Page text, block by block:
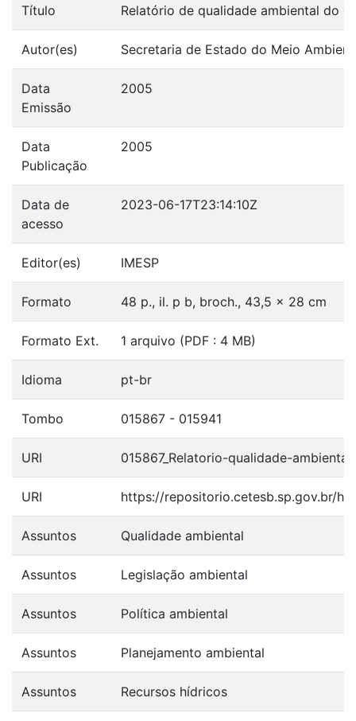
Título Relatório de qualidade ambiental do
Autor(es) Secretaria de Estado do Meio
Data
Emissão
2005
Data
Publicação
2005
Data de
acesso
2023-06-17T23:14:10Z
Editor(es) IMESP
Formato 48 p., il. p b, broch., 43,5 x 28 cm
Formato Ext. 1 arquivo (PDF : 4 MB)
Idioma pt-br
Tombo 015867 - 015941
URI 015867_Relatorio-qualidade-
URI https://repositorio.cetesb.sp.gov.br/
Assuntos Qualidade ambiental
Assuntos Legislação ambiental
Assuntos Política ambiental
Assuntos Planejamento ambiental
Assuntos Recursos hídricos